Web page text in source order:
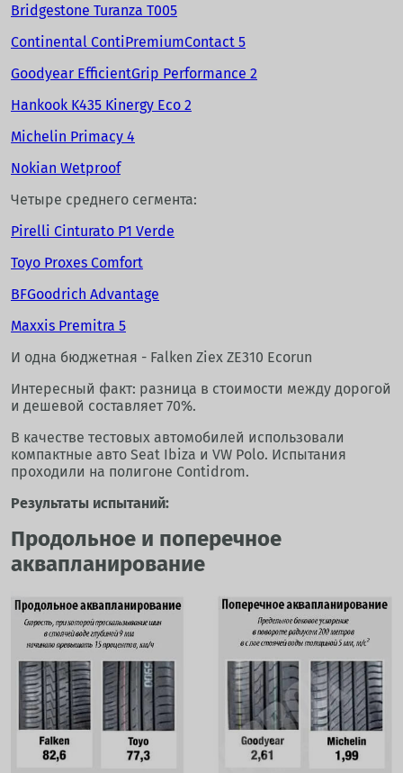
Bridgestone Turanza T005
Continental ContiPremiumContact 5
Goodyear EfficientGrip Performance 2
Hankook K435 Kinergy Eco 2
Michelin Primacy 4
Nokian Wetproof
Четыре среднего сегмента:
Pirelli Cinturato P1 Verde
Toyo Proxes Comfort
BFGoodrich Advantage
Maxxis Premitra 5
И одна бюджетная - Falken Ziex ZE310 Ecorun
Интересный факт: разница в стоимости между дорогой
и дешевой составляет 70%.
В качестве тестовых автомобилей использовали
компактные авто Seat Ibiza и VW Polo. Испытания
проходили на полигоне Contidrom.
Результаты испытаний:
Продольное и поперечное
аквапланирование